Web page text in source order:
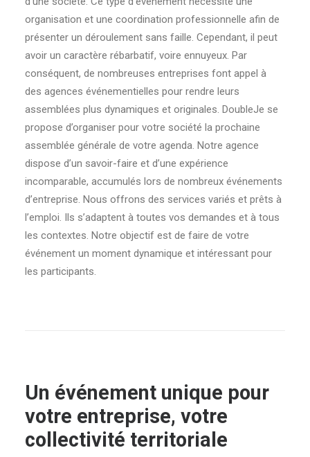
organisation et une coordination professionnelle afin de
présenter un déroulement sans faille. Cependant, il peut
avoir un caractère rébarbatif, voire ennuyeux. Par
conséquent, de nombreuses entreprises font appel à
des agences événementielles pour rendre leurs
assemblées plus dynamiques et originales. DoubleJe se
propose d’organiser pour votre société la prochaine
assemblée générale de votre agenda. Notre agence
dispose d’un savoir-faire et d’une expérience
incomparable, accumulés lors de nombreux événements
d’entreprise. Nous offrons des services variés et prêts à
l’emploi. Ils s’adaptent à toutes vos demandes et à tous
les contextes. Notre objectif est de faire de votre
événement un moment dynamique et intéressant pour
les participants.
Un événement unique pour
votre entreprise, votre
collectivité territoriale